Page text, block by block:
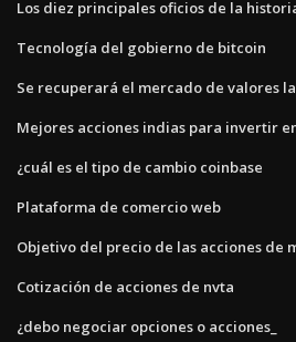
Los diez principales oficios de la
Tecnología del gobierno de bitcoin
Se recuperará el mercado de valores
Mejores acciones indias para invertir
¿cuál es el tipo de cambio coinbase
Plataforma de comercio web
Objetivo del precio de las acciones de
Cotización de acciones de nvta
¿debo negociar opciones o acciones_